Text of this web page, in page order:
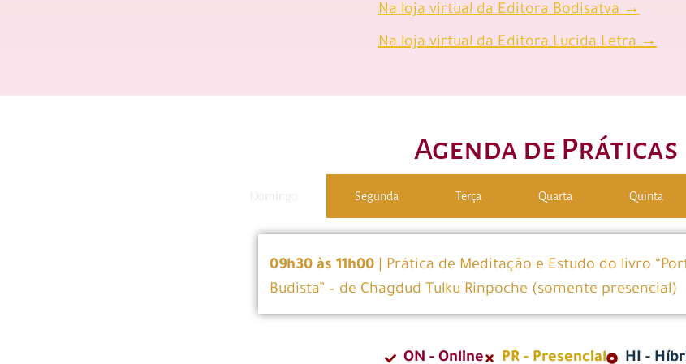
Na loja virtual da Editora Bodisatva →
Na loja virtual da Editora Lucida Letra →
Agenda de Práticas
Segunda Terça Quarta Quinta
09h30 às 11h00| Prática de Meditação e Estudo do livro
Budista” – de Chagdud Tulku Rinpoche (somente presencial)
ON - Online PR - Presencial HI -